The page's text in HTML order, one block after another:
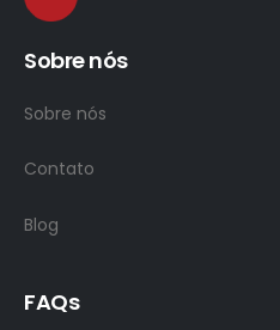
Sobre nós
Sobre nós
Contato
Blog
FAQs